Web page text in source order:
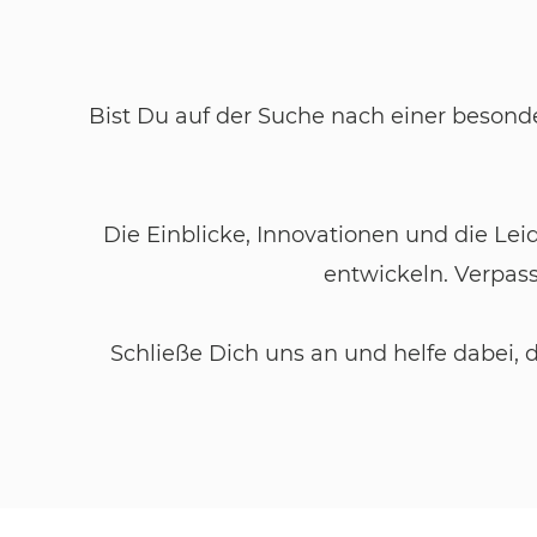
Bist Du auf der Suche nach einer
Die Einblicke, Innovationen und die
entwickeln.
Schließe Dich uns an und helfe dabei,